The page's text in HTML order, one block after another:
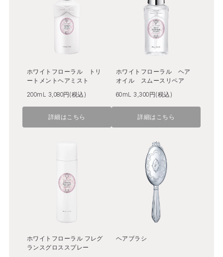
ホワイトフローラル トリ
ートメントヘアミスト
200mL 3,080円(税込)
詳細はこちら
ホワイトフローラル ヘア
オイル スムースリペア
60mL 3,300円(税込)
詳細はこちら
ホワイトフローラル フレグ
ランスグロススプレー
ヘアブラシ